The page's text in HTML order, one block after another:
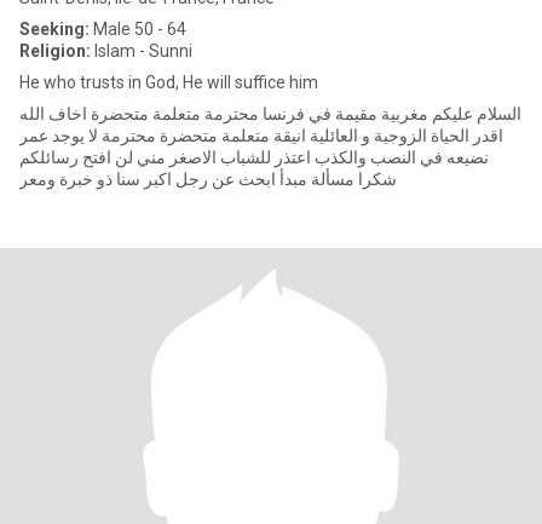
Seeking: Male 50 - 64
Religion: Islam - Sunni
He who trusts in God, He will suffice him
السلام عليكم مغربية مقيمة في فرنسا محترمة متعلمة متحضرة اخاف الله
اقدر الحياة الزوجية و العائلية انيقة متعلمة متحضرة محترمة لا يوجد عمر
نضيعه في النصب والكذب اعتذر للشباب الاصغر مني لن افتح رسائلكم
شكرا مسألة مبدأ ابحث عن رجل اكبر سنا ذو خبرة ومعر